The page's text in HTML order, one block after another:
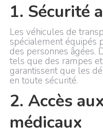
1. Sécurité
Les véhicules de
spécialement équipés
des personnes âgées.
tels que des rampes
garantissent que les
en toute sécurité.
2. Accès
médicaux